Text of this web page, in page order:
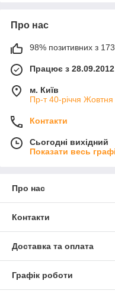
Про нас
98% позитивних з 173
Працює з 28.09.2012
м. Київ
Пр-т 40-річчя Жовтня
Контакти
Сьогодні вихідний
Показати весь
Про нас
Контакти
Доставка та оплата
Графік роботи